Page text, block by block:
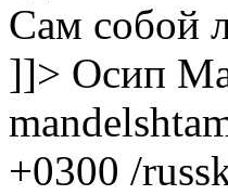
Сам собой
]]> Осип
+0300 /